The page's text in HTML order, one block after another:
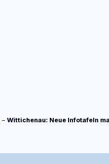
– Wittichenau: Neue Infotafeln